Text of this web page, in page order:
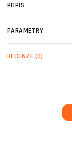
POPIS
PARAMETRY
RECENZE (0)